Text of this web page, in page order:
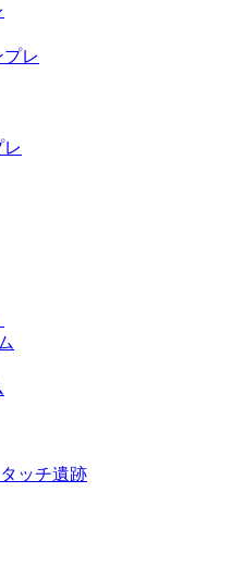
レ
ッチ遺跡